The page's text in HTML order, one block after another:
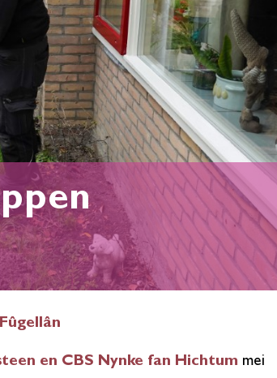
en CBS Nynke fan Hichtum mei